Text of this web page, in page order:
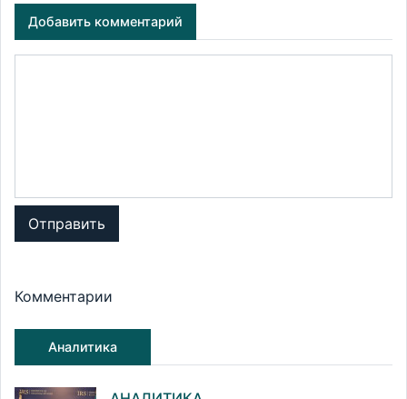
Добавить комментарий
Отправить
Комментарии
Аналитика